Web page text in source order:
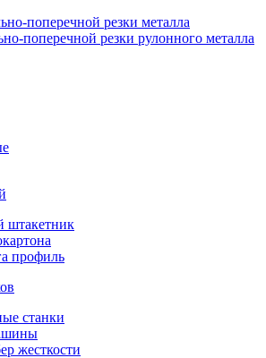
поперечной резки металла
поперечной резки рулонного металла
штакетник
профиль
станки
жесткости